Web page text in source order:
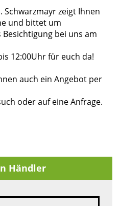
Schwarzmayr zeigt Ihnen
und bittet um
bei uns am
12:00Uhr für euch da!
auch ein Angebot per
oder auf eine Anfrage.
Händler